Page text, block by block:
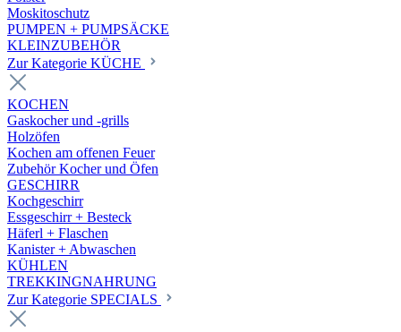
Moskitoschutz
PUMPEN + PUMPSÄCKE
KLEINZUBEHÖR
Zur Kategorie KÜCHE
KOCHEN
Gaskocher und -grills
Holzöfen
Kochen am offenen Feuer
Zubehör Kocher und Öfen
GESCHIRR
Kochgeschirr
Essgeschirr + Besteck
Häferl + Flaschen
Kanister + Abwaschen
KÜHLEN
TREKKINGNAHRUNG
Zur Kategorie SPECIALS